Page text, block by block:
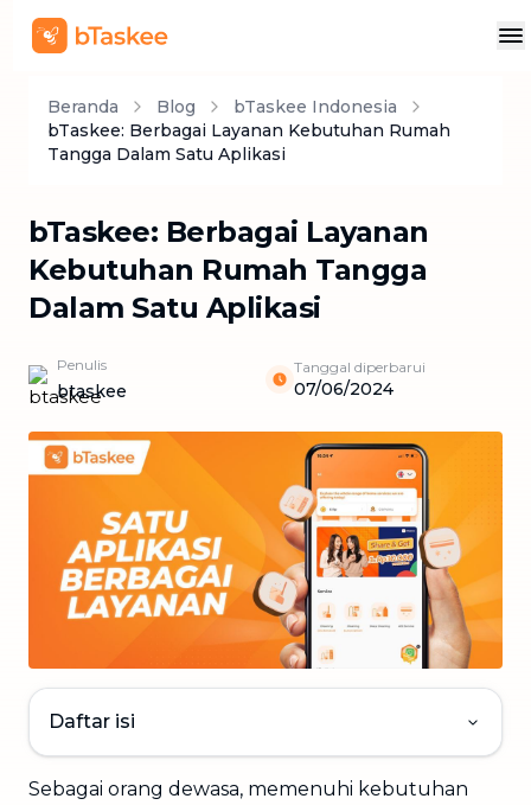
Beranda Blog
bTaskee Indonesia
bTaskee: Berbagai Layanan Kebutuhan Rumah
Tangga Dalam Satu Aplikasi
bTaskee: Berbagai Layanan
Kebutuhan Rumah Tangga
Dalam Satu Aplikasi
Penulis
btaskee
Tanggal diperbarui
07/06/2024
Daftar isi
Sebagai orang dewasa, memenuhi kebutuhan